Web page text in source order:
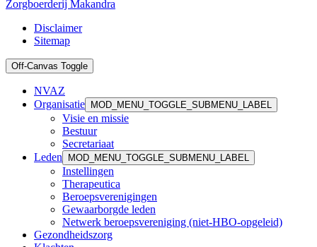
Zorgboerderij Makandra
Disclaimer
Sitemap
Off-Canvas Toggle
NVAZ
Organisatie
MOD_MENU_TOGGLE_SUBMENU_LABEL
Visie en missie
Bestuur
Secretariaat
Leden
MOD_MENU_TOGGLE_SUBMENU_LABEL
Instellingen
Therapeutica
Beroepsverenigingen
Gewaarborgde leden
Netwerk beroepsvereniging (niet-HBO-opgeleid)
Gezondheidszorg